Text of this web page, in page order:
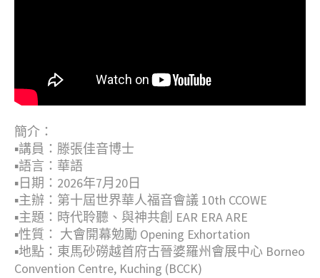
簡介：
▪︎講員：滕張佳音博士
▪︎語言：華語
▪︎日期：2026年7月20日
▪︎主辦：第十屆世界華人福音會議 10th CCOWE
▪︎主題：時代聆聽、與神共創 EAR ERA ARE
▪︎性質： 大會開幕勉勵 Opening Exhortation
▪︎地點：東馬砂磱越首府古晉婆羅州會展中心 Borneo
Convention Centre, Kuching (BCCK)